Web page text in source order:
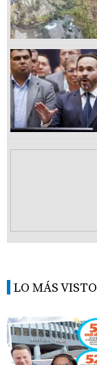
LO MÁS VISTO